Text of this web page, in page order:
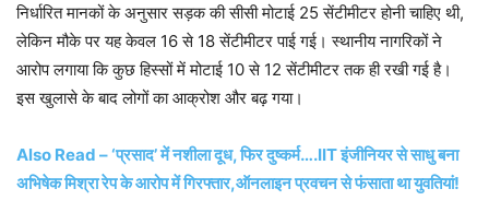
निर्धारित मानकों के अनुसार सड़क की सीसी मोटाई 25 सेंटीमीटर होनी चाहिए थी,
लेकिन मौके पर यह केवल 16 से 18 सेंटीमीटर पाई गई। स्थानीय नागरिकों ने
आरोप लगाया कि कुछ हिस्सों में मोटाई 10 से 12 सेंटीमीटर तक ही रखी गई है।
इस खुलासे के बाद लोगों का आक्रोश और बढ़ गया।
Also Read – ‘प्रसाद’ में नशीला दूध, फिर दुष्कर्म….IIT इंजीनियर से साधु बना
अभिषेक मिश्रा रेप के आरोप में गिरफ्तार,ऑनलाइन प्रवचन से फंसाता था युवतियां!